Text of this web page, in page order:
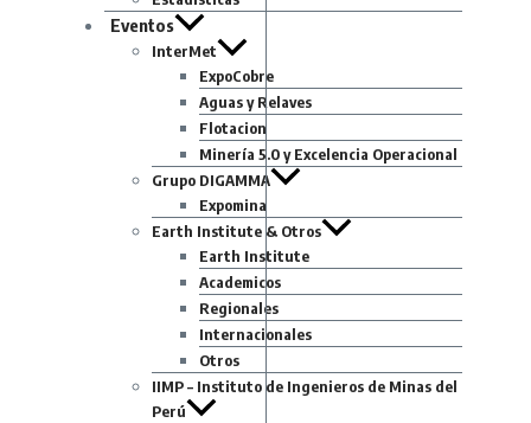
Eventos
InterMet
ExpoCobre
Aguas y Relaves
Flotacion
Minería 5.0 y Excelencia Operacional
Grupo DIGAMMA
Expomina
Earth Institute & Otros
Earth Institute
Academicos
Regionales
Internacionales
Otros
IIMP – Instituto de Ingenieros de Minas del
Perú